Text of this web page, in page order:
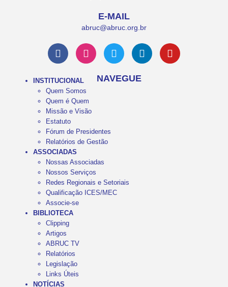
E-MAIL
abruc@abruc.org.br
NAVEGUE
INSTITUCIONAL
Quem Somos
Quem é Quem
Missão e Visão
Estatuto
Fórum de Presidentes
Relatórios de Gestão
ASSOCIADAS
Nossas Associadas
Nossos Serviços
Redes Regionais e Setoriais
Qualificação ICES/MEC
Associe-se
BIBLIOTECA
Clipping
Artigos
ABRUC TV
Relatórios
Legislação
Links Úteis
NOTÍCIAS